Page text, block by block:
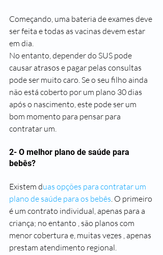
Começando, uma bateria de exames deve
ser feita e todas as vacinas devem estar
em dia.
No entanto, depender do SUS pode
causar atrasos e pagar pelas consultas
pode ser muito caro. Se o seu filho ainda
não está coberto por um plano 30 dias
após o nascimento, este pode ser um
bom momento para pensar para
contratar um.
2- O melhor plano de saúde para
bebês?
Existem duas opções para contratar um
plano de saúde para os bebês . O primeiro
é um contrato individual, apenas para a
criança; no entanto , são planos com
menor cobertura e, muitas vezes , apenas
prestam atendimento regional.